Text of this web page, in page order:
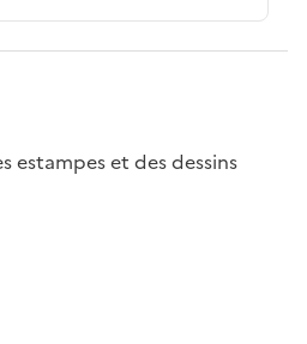
estampes et des dessins